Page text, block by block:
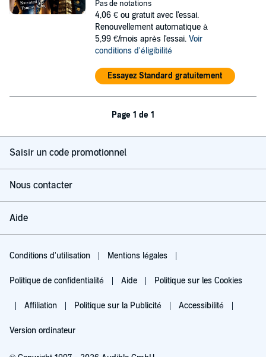
Pas de notations
4,06 € ou gratuit avec l'essai.
Renouvellement automatique à
5,99 €/mois après l'essai. Voir
conditions d'éligibilité
Essayez Standard gratuitement
Page 1 de 1
Saisir un code promotionnel
Nous contacter
Aide
Conditions d'utilisation Mentions légales
Politique de confidentialité Aide Politique sur les Cookies
Affiliation Politique sur la Publicité Accessibilité
Version ordinateur